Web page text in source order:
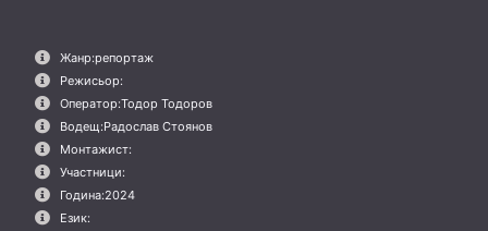
Жанр:репортаж
Режисьор:
Оператор:Тодор Тодоров
Водещ:Радослав Стоянов
Монтажист:
Участници:
Година:2024
Език: